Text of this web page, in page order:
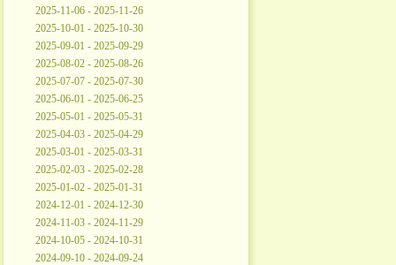
2025-11-06 - 2025-11-26
2025-10-01 - 2025-10-30
2025-09-01 - 2025-09-29
2025-08-02 - 2025-08-26
2025-07-07 - 2025-07-30
2025-06-01 - 2025-06-25
2025-05-01 - 2025-05-31
2025-04-03 - 2025-04-29
2025-03-01 - 2025-03-31
2025-02-03 - 2025-02-28
2025-01-02 - 2025-01-31
2024-12-01 - 2024-12-30
2024-11-03 - 2024-11-29
2024-10-05 - 2024-10-31
2024-09-10 - 2024-09-24